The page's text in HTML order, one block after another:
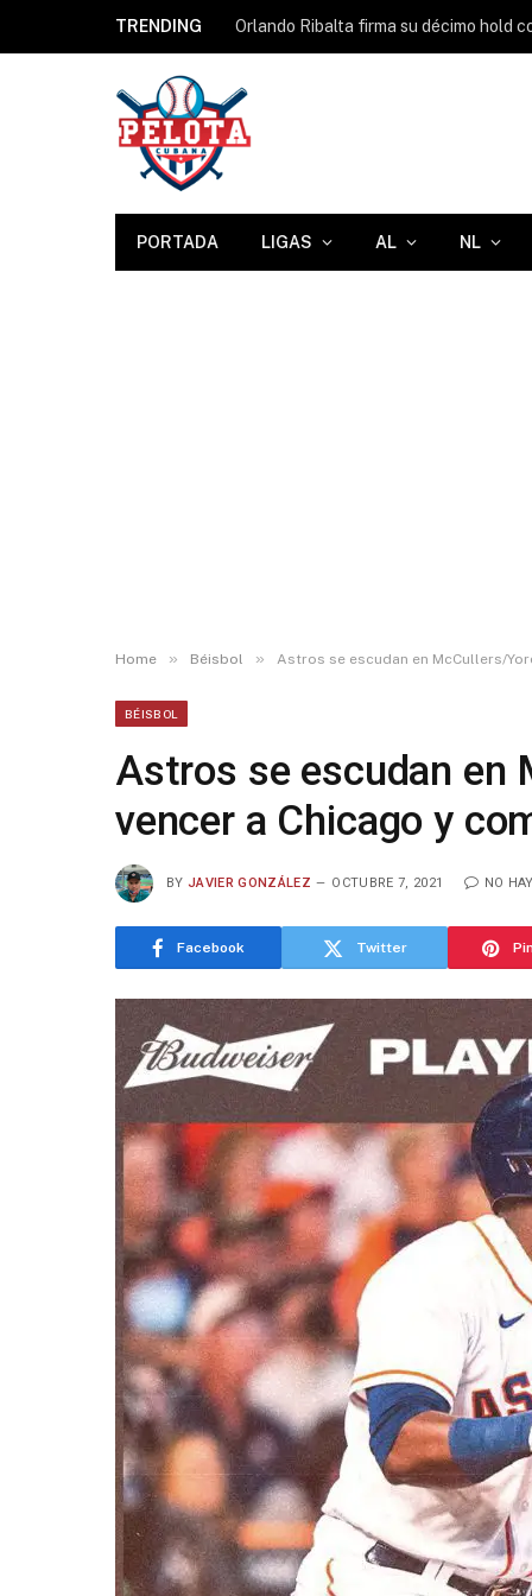
TRENDING
PORTADA LIGAS AL NL
Home » Béisbol » Astros se escudan en McCullers/
BÉISBOL
Astros se escudan en
vencer a Chicago y
BY JAVIER GONZÁLEZ OCTUBRE 7, 2021 NO
Facebook Twitter